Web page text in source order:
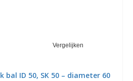
Vergelijken
ID 50, SK 50 – diameter 60